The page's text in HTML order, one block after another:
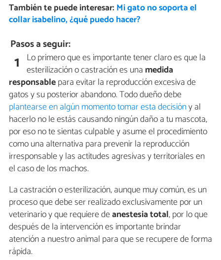
También te puede interesar: Mi gato no soporta el
collar isabelino, ¿qué puedo hacer?
Pasos a seguir:
1 Lo primero que es importante tener claro es que la
esterilización o castración es una medida
responsablepara evitar la reproducción excesiva de
gatos y su posterior abandono. Todo dueño debe
plantearse en algún momento tomar esta decisióny al
hacerlo no le estás causando ningún daño a tu mascota,
por eso no te sientas culpable y asume el procedimiento
como una alternativa para prevenir la reproducción
irresponsable y las actitudes agresivas y territoriales en
el caso de los machos.
La castración o esterilización, aunque muy común, es un
proceso que debe ser realizado exclusivamente por un
veterinario y que requiere deanestesia total, por lo que
después de la intervención es importante brindar
atención a nuestro animal para que se recupere de forma
rápida.